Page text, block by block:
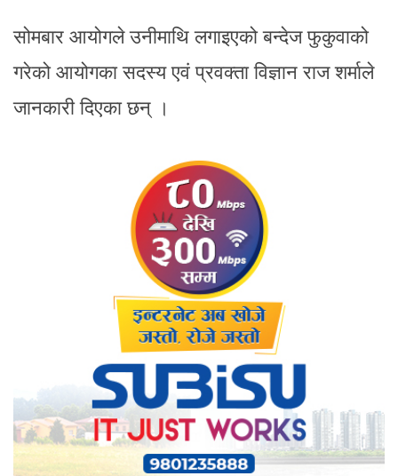
सोमबार आयोगले उनीमाथि लगाइएको बन्देज फुकुवाको
गरेको आयोगका सदस्य एवं प्रवक्ता विज्ञान राज शर्माले
जानकारी दिएका छन् ।